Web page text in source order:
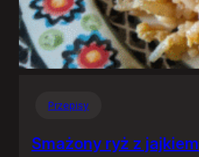
Przepisy
Smażony ryż z jajkiem